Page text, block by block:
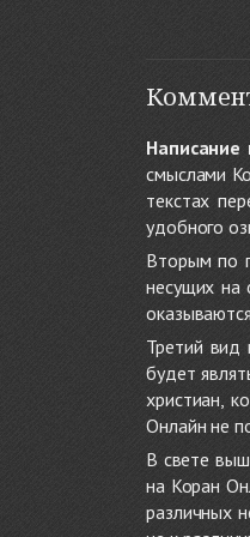
смыслами
текстах
удобного
Вторым по
несущих на
Третий вид
будет
христиан,
Онлайн не
В свете
на Коран
различных